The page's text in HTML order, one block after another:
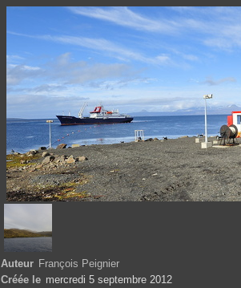
Auteur François Peignier
Créée le mercredi 5 septembre 2012